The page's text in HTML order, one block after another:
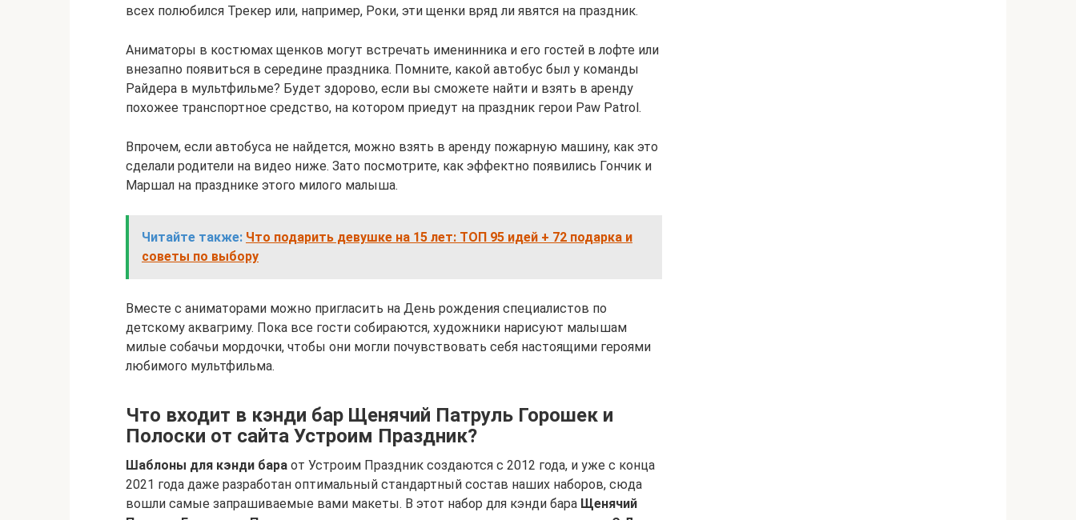
всех полюбился Трекер или, например, Роки, эти щенки вряд ли явятся на праздник.
Аниматоры в костюмах щенков могут встречать именинника и его гостей в лофте или
внезапно появиться в середине праздника. Помните, какой автобус был у команды
Райдера в мультфильме? Будет здорово, если вы сможете найти и взять в аренду
похожее транспортное средство, на котором приедут на праздник герои Paw Patrol.
Впрочем, если автобуса не найдется, можно взять в аренду пожарную машину, как это
сделали родители на видео ниже. Зато посмотрите, как эффектно появились Гончик и
Маршал на празднике этого милого малыша.
Читайте также: Что подарить девушке на 15 лет: ТОП 95 идей + 72 подарка и
советы по выбору
Вместе с аниматорами можно пригласить на День рождения специалистов по
детскому аквагриму. Пока все гости собираются, художники нарисуют малышам
милые собачьи мордочки, чтобы они могли почувствовать себя настоящими героями
любимого мультфильма.
Что входит в кэнди бар Щенячий Патруль Горошек и
Полоски от сайта Устроим Праздник?
Шаблоны для кэнди бара от Устроим Праздник создаются с 2012 года, и уже с конца
2021 года даже разработан оптимальный стандартный состав наших наборов, сюда
вошли самые запрашиваемые вами макеты. В этот набор для кэнди бара Щенячий